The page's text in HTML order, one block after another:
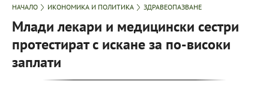
НАЧАЛО ИКОНОМИКА И ПОЛИТИКА ЗДРАВЕОПАЗВАНЕ
Млади лекари и медицински сестри
протестират с искане за по-високи
заплати